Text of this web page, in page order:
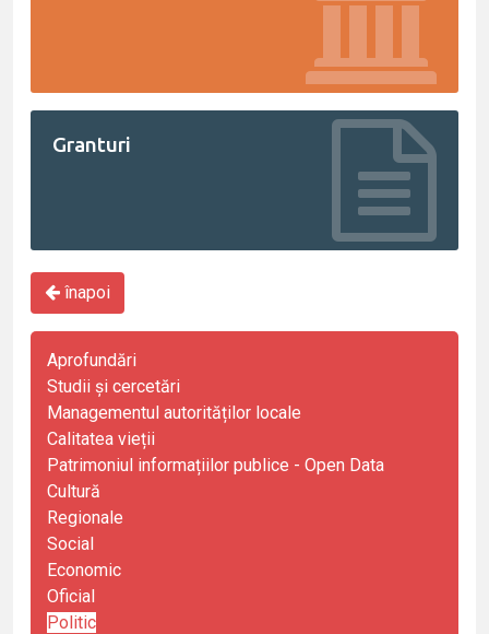
Granturi
înapoi
Aprofundări
Studii și cercetări
Managementul autorităților locale
Calitatea vieții
Patrimoniul informațiilor publice - Open Data
Cultură
Regionale
Social
Economic
Oficial
Politic